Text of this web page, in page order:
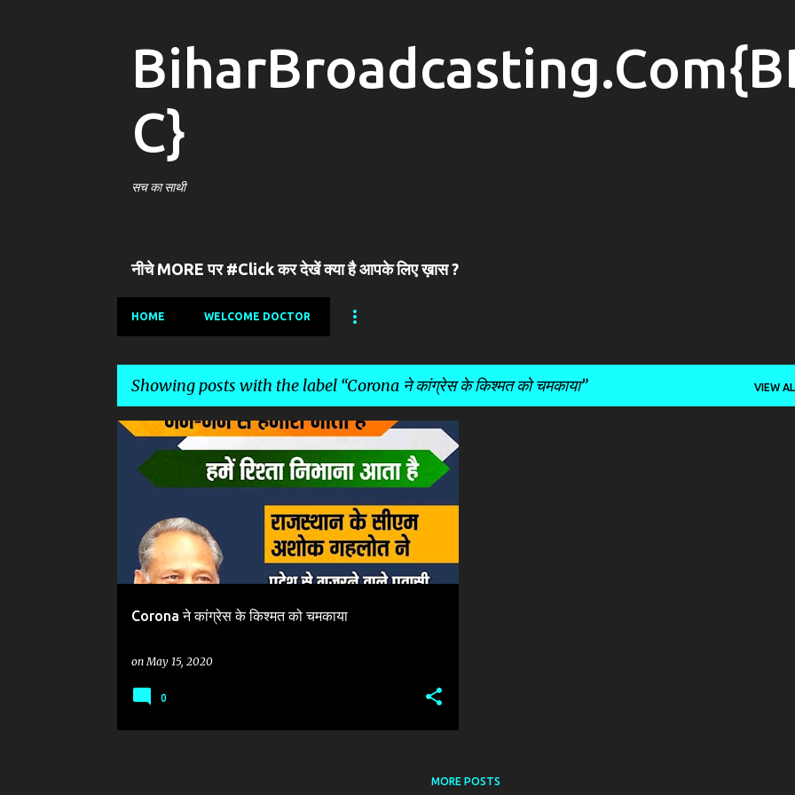
C}
सच का साथी
नीचे MORE पर #Click कर देखें क्या है आपके लिए ख़ास ?
HOME WELCOME DOCTOR
Showing posts with the label Corona ने कांग्रेस के किश्मत को चमकाया VIEW
Corona ने कांग्रेस के किश्मत को चमकाया
onMay 15, 2020
CORONA के दौर में CONGRESS का किरदार +1
0
MORE POSTS